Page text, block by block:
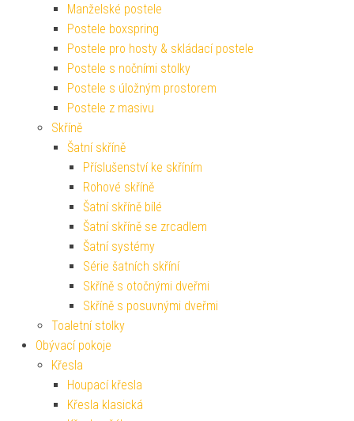
Manželské postele
Postele boxspring
Postele pro hosty & skládací postele
Postele s nočními stolky
Postele s úložným prostorem
Postele z masivu
Skříně
Šatní skříně
Příslušenství ke skříním
Rohové skříně
Šatní skříně bílé
Šatní skříně se zrcadlem
Šatní systémy
Série šatních skříní
Skříně s otočnými dveřmi
Skříně s posuvnými dveřmi
Toaletní stolky
Obývací pokoje
Křesla
Houpací křesla
Křesla klasická